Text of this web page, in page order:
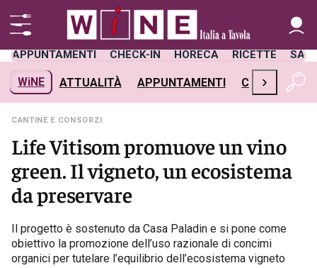
APPUNTAMENTI CHECK-IN HORECA RICETTE
WiNE ATTUALITÀ APPUNTAMENTI CHECK-IN
›
CANTINE E CONSORZI
Life Vitisom promuove un vino
green. Il vigneto, un ecosistema
da preservare
Il progetto è sostenuto da Casa Paladin e si pone come
obiettivo la promozione dell’uso razionale di concimi
organici per tutelare l’equilibrio dell’ecosistema vigneto